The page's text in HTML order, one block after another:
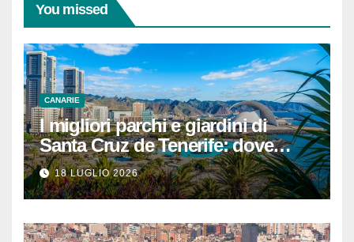
You missed
CANARIE
I migliori parchi e giardini di
Santa Cruz de Tenerife: dove
rilassarsi
18 LUGLIO 2026